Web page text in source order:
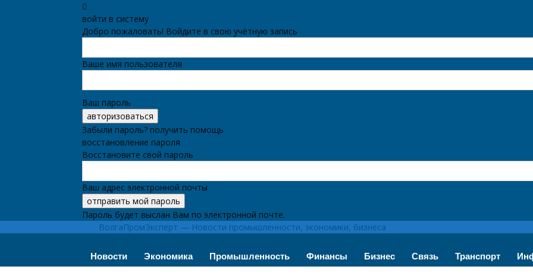
войти в систему
Добро пожаловать! Войдите в свою учётную запись
Ваше имя пользователя
Ваш пароль
Забыли пароль? получить помощь
восстановление пароля
Восстановите свой пароль
Ваш адрес электронной почты
Пароль будет выслан Вам по электронной почте.
ВолгаПромЭксперт — Новости промышленности, экономики, бизнеса
Новости Экономика Промышленность Финансы Бизнес Связь Транспорт